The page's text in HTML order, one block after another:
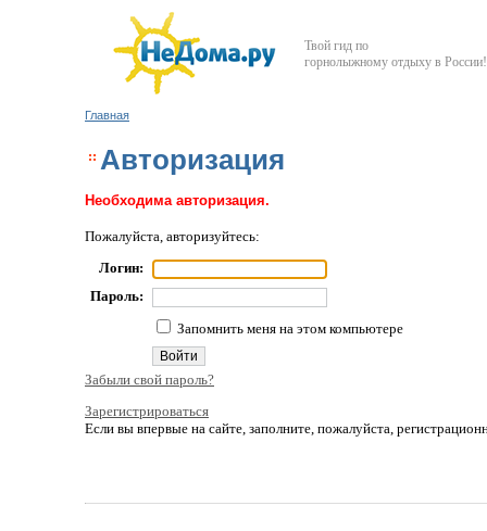
Твой гид по
горнолыжному отдыху в России!
Главная
Авторизация
Необходима авторизация.
Пожалуйста, авторизуйтесь:
Логин:
Пароль:
Запомнить меня на этом компьютере
Забыли свой пароль?
Зарегистрироваться
Если вы впервые на сайте, заполните, пожалуйста,